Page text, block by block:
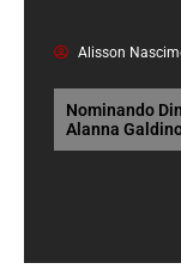
Alisson
Nominando
Alanna